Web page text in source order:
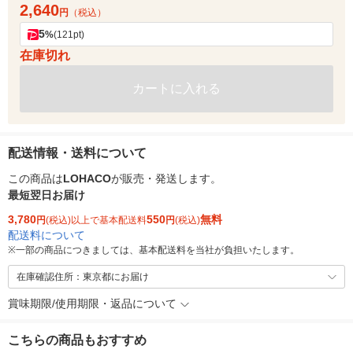
2,640円 （税込）
5%(121pt)
在庫切れ
カートに入れる
配送情報・送料について
この商品はLOHACOが販売・発送します。
最短翌日お届け
3,780円(税込)以上で基本配送料550円(税込)無料
配送料について
※一部の商品につきましては、基本配送料を当社が負担いたします。
在庫確認住所：東京都にお届け
賞味期限/使用期限・返品について
こちらの商品もおすすめ